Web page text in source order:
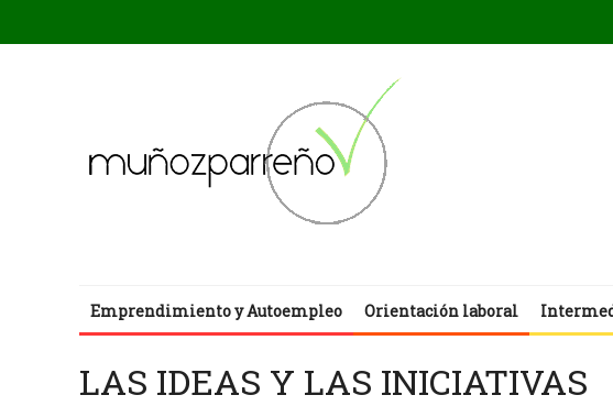
Emprendimiento y Autoempleo Orientación laboral
LAS IDEAS Y LAS INICIATIVAS